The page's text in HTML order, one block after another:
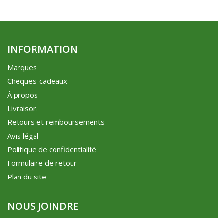
INFORMATION
Marques
Chèques-cadeaux
À propos
Livraison
Retours et remboursements
Avis légal
Politique de confidentialité
Formulaire de retour
Plan du site
NOUS JOINDRE